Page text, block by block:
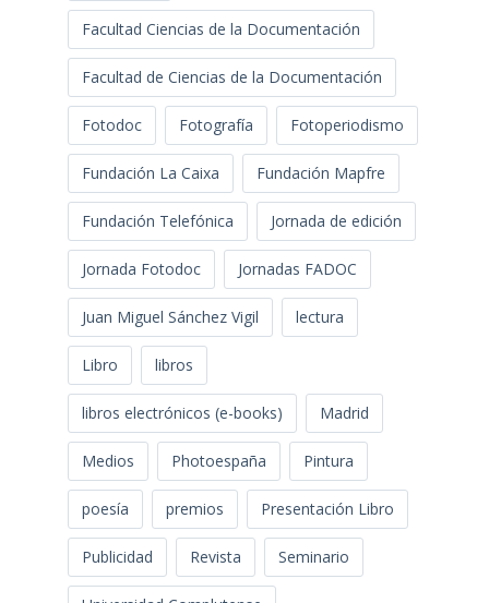
Facultad Ciencias de la Documentación
Facultad de Ciencias de la Documentación
Fotodoc Fotografía Fotoperiodismo
Fundación La Caixa Fundación Mapfre
Fundación Telefónica Jornada de edición
Jornada Fotodoc Jornadas FADOC
Juan Miguel Sánchez Vigil lectura
Libro libros
libros electrónicos (e-books) Madrid
Medios Photoespaña Pintura
poesía premios Presentación Libro
Publicidad Revista Seminario